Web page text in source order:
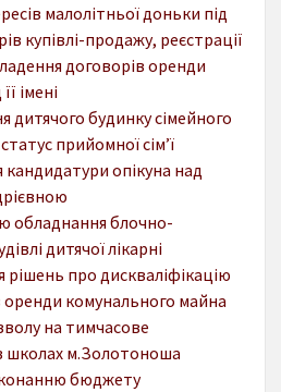
малолітньої доньки під
купівлі-продажу, реєстрації
договорів оренди
імені
дитячого будинку сімейного
прийомної сім’ї
опікуна над
обладнання блочно-
дитячої лікарні
рішень про дискваліфікацію
оренди комунального майна
на тимчасове
школах м.Золотоноша
бюджету